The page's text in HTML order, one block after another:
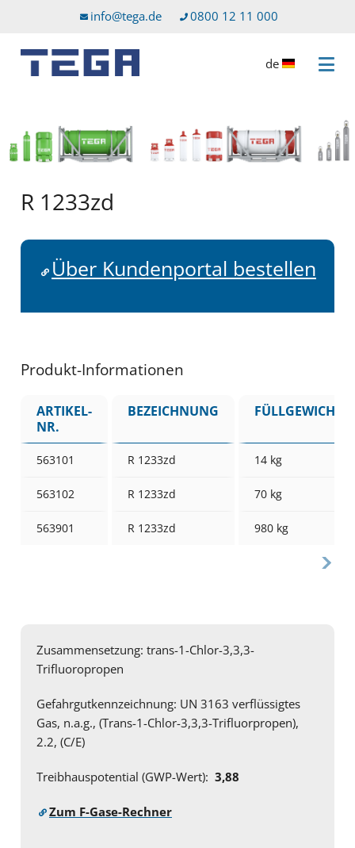
zum Servicemenüinfo@tega.de 0800 12 11 000
Menü
de
R 1233zd
Über Kundenportal bestellen
Produkt-Informationen
ARTIKEL-
NR.
BEZEICHNUNG FÜLLGEWICHT
563101 R 1233zd 14 kg
563102 R 1233zd 70 kg
563901 R 1233zd 980 kg
Zusammensetzung: trans-1-Chlor-3,3,3-
Trifluoropropen
Gefahrgutkennzeichnung: UN 3163 verflüssigtes
Gas, n.a.g., (Trans-1-Chlor-3,3,3-Trifluorpropen),
2.2, (C/E)
Treibhauspotential (GWP-Wert): 3,88
Zum F-Gase-Rechner